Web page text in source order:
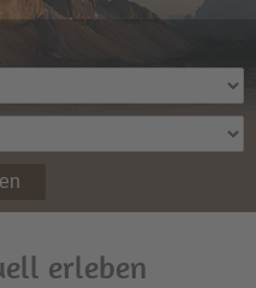
erleben